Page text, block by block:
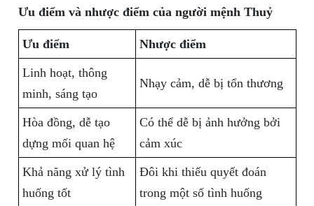
Ưu điểm và nhược điểm của người mệnh Thuỷ
Ưu điểm Nhược điểm
Linh hoạt, thông
minh, sáng tạo
Nhạy cảm, dễ bị tổn thương
Hòa đồng, dễ tạo
dựng mối quan hệ
Có thể dễ bị ảnh hưởng bởi
cảm xúc
Khả năng xử lý tình
huống tốt
Đôi khi thiếu quyết đoán
trong một số tình huống